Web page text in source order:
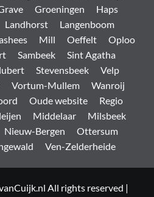
Groeningen
Haps
Landhorst
Langenboom
Mill Oeffelt
Oploo
Sambeek
Sint Agatha
Stevensbeek
Velp
Vortum-Mullem
Wanroij
Oude website
Regio
Middelaar
Milsbeek
Nieuw-Bergen
Ottersum
Ven-Zelderheide
All rights reserved |